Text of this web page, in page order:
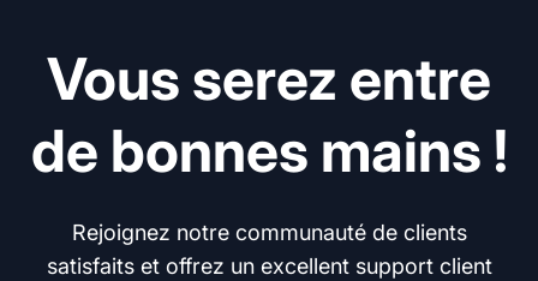
Vous serez entre
de bonnes mains !
Rejoignez notre communauté de clients
satisfaits et offrez un excellent support client